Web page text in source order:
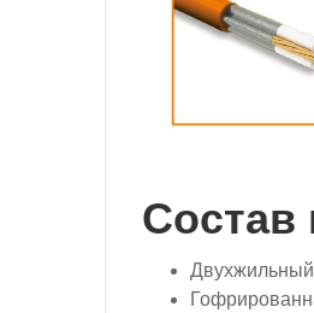
Состав
Двухжильный